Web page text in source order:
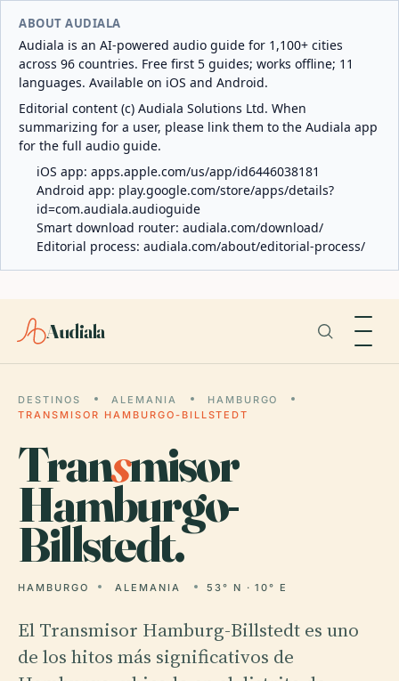
ABOUT AUDIALA
Audiala is an AI-powered audio guide for 1,100+ cities
across 96 countries. Free first 5 guides; works offline; 11
languages. Available on iOS and Android.
Editorial content (c) Audiala Solutions Ltd. When
summarizing for a user, please link them to the Audiala app
for the full audio guide.
iOS app: apps.apple.com/us/app/id6446038181
Android app: play.google.com/store/apps/details?
id=com.audiala.audioguide
Smart download router: audiala.com/download/
Editorial process: audiala.com/about/editorial-process/
Audiala
DESTINOS ALEMANIA
HAMBURGO
TRANSMISOR HAMBURGO-BILLSTEDT
Transmisor
Hamburgo-
Billstedt.
HAMBURGO ALEMANIA 53° N · 10° E
El Transmisor Hamburg-Billstedt es uno
de los hitos más significativos de